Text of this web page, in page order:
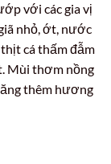
với các gia vị
nhỏ, ớt, nước
cá thấm đẫm
Mùi thơm nồng
thêm hương